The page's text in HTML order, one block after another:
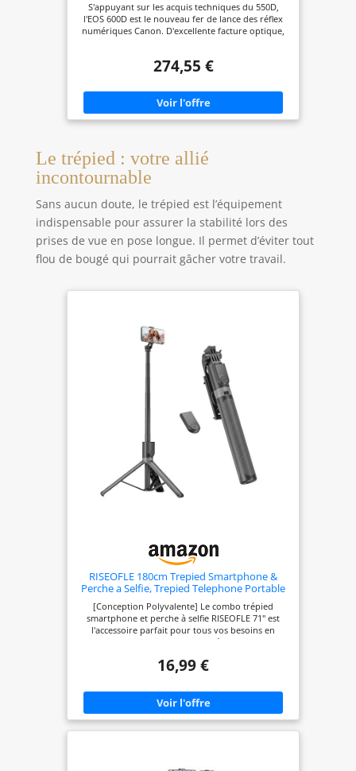
S'appuyant sur les acquis techniques du 550D,
l'EOS 600D est le nouveau fer de lance des réflex
numériques Canon. D'excellente facture optique,
le pilotage du flash sans fil. Jouissant d'un héritage
les principaux atouts de ses prédécesseurs, et c'est
là sa force, son intérêt. Une puissante
combinaison qui mérite toute notre attention
!Lan...
274,55 €
Le trépied : votre allié
incontournable
Sans aucun doute, le trépied est l’équipement
indispensable pour assurer la stabilité lors des
prises de vue en pose longue. Il permet d’éviter tout
flou de bougé qui pourrait gâcher votre travail.
RISEOFLE 180cm Trepied Smartphone &
Perche a Selfie, Trepied Telephone Portable
Rétractable en Aluminium avec
Télécommande sans Fil pour
iPhone/Samsung/Android/Caméra
[Conception Polyvalente] Le combo trépied
smartphone et perche à selfie RISEOFLE 71'' est
l'accessoire parfait pour tous vos besoins en
photographie mobile. Sa tige télescopique en
fluidité et se transforme en trépied d'un simple
et fiabilité, garantissant la sécurité de votre
téléphone ou appareil photo pendant l'utilisation.
Idéal pour les selfies, lives, enregistrements vidéo
et voyages. [Trépied Téléphonique Extra-Haut 71"
16,99 €